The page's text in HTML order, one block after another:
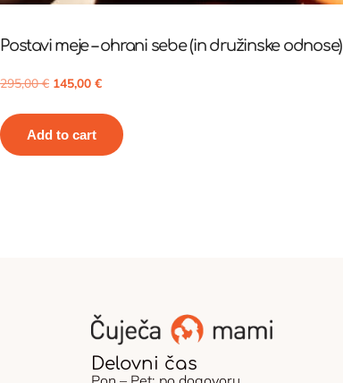
Postavi meje – ohrani sebe (in družinske odnose)
295,00€ 145,00 €
Add to cart
Delovni čas